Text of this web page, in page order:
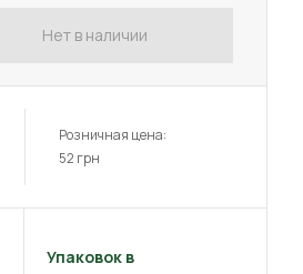
Нет в наличии
Розничная цена:
52 грн
Упаковок в